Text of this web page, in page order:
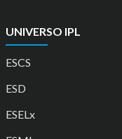
UNIVERSO IPL
ESCS
ESD
ESELx